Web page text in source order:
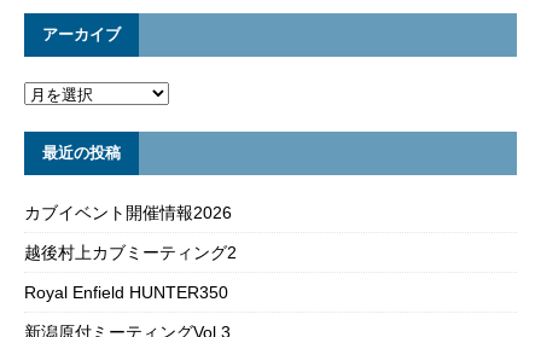
アーカイブ
最近の投稿
カブイベント開催情報2026
越後村上カブミーティング2
Royal Enfield HUNTER350
新潟原付ミーティングVol.3